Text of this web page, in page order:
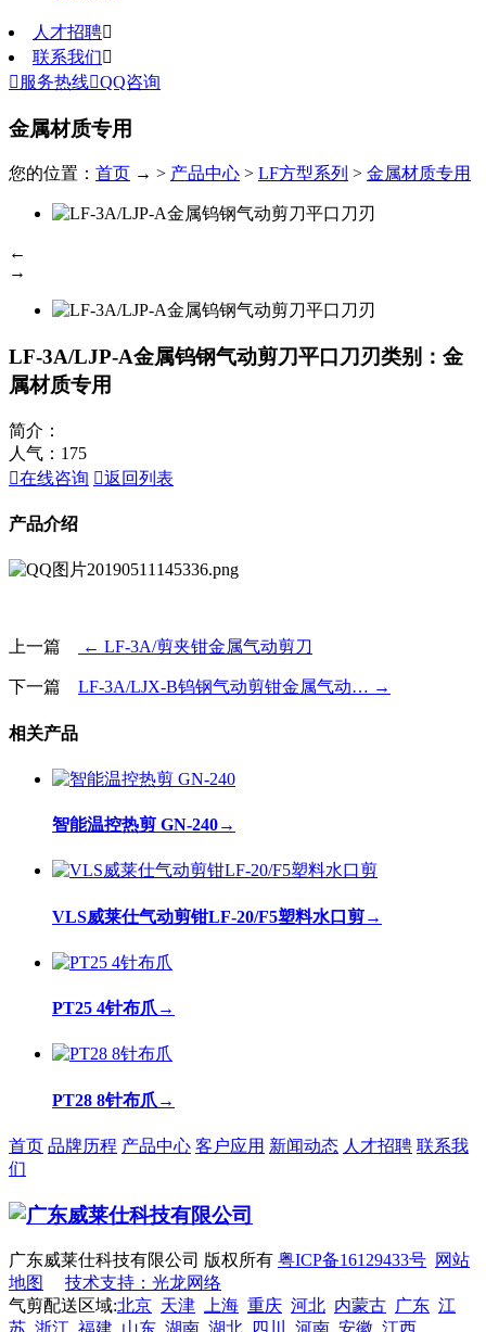
人才招聘
联系我们
 服务热线QQ咨询
金属材质专用
您的位置： 首页 → > 产品中心 > LF方型系列 > 金属材质专用
←
→
LF-3A/LJP-A金属钨钢气动剪刀平口刀刃类别：金
属材质专用
简介：
人气： 175
在线咨询 返回列表
产品介绍
上一篇 ← LF-3A/剪夹钳金属气动剪刀
下一篇 LF-3A/LJX-B钨钢气动剪钳金属气动… →
相关产品
智能温控热剪 GN-240→
VLS威莱仕气动剪钳LF-20/F5塑料水口剪→
PT25 4针布爪 →
PT28 8针布爪 →
首页 品牌历程 产品中心 客户应用 新闻动态 人才招聘 联系我
们
广东威莱仕科技有限公司 版权所有 粤ICP备16129433号 网站
地图
技术支持：光龙网络
气剪配送区域:北京 天津 上海 重庆 河北 内蒙古 广东 江